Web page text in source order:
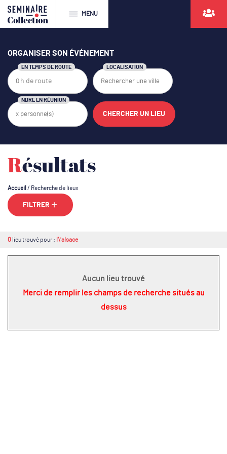
MENU
ORGANISER SON ÉVÉNEMENT
EN TEMPS DE ROUTE LOCALISATION
NBRE EN RÉUNION
Résultats
Accueil / Recherche de lieux
FILTRER
0 lieu trouvé pour : l\'alsace
Aucun lieu trouvé
Merci de remplir les champs de recherche situés au
dessus